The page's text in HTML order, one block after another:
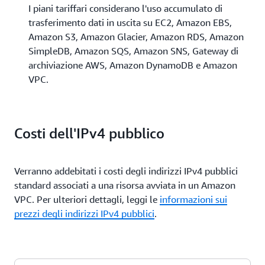
I piani tariffari considerano l'uso accumulato di
trasferimento dati in uscita su EC2, Amazon EBS,
Amazon S3, Amazon Glacier, Amazon RDS, Amazon
SimpleDB, Amazon SQS, Amazon SNS, Gateway di
archiviazione AWS, Amazon DynamoDB e Amazon
VPC.
Costi dell'IPv4 pubblico
Verranno addebitati i costi degli indirizzi IPv4 pubblici
standard associati a una risorsa avviata in un Amazon
VPC. Per ulteriori dettagli, leggi le informazioni sui
prezzi degli indirizzi IPv4 pubblici.